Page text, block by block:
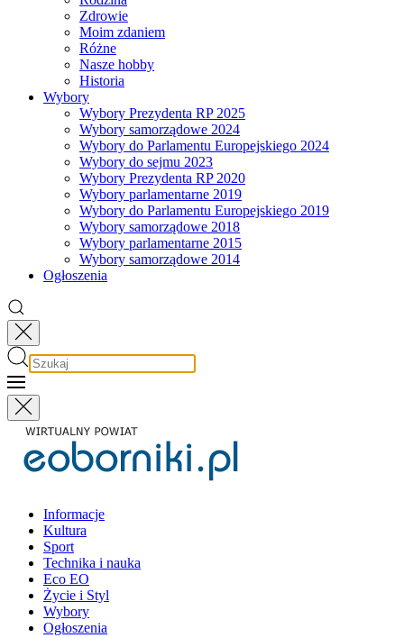
Zdrowie
Moim zdaniem
Różne
Nasze hobby
Historia
Wybory
Wybory Prezydenta RP 2025
Wybory samorządowe 2024
Wybory do Parlamentu Europejskiego 2024
Wybory do sejmu 2023
Wybory Prezydenta RP 2020
Wybory parlamentarne 2019
Wybory do Parlamentu Europejskiego 2019
Wybory samorządowe 2018
Wybory parlamentarne 2015
Wybory samorządowe 2014
Ogłoszenia
Informacje
Kultura
Sport
Technika i nauka
Eco EO
Życie i Styl
Wybory
Ogłoszenia